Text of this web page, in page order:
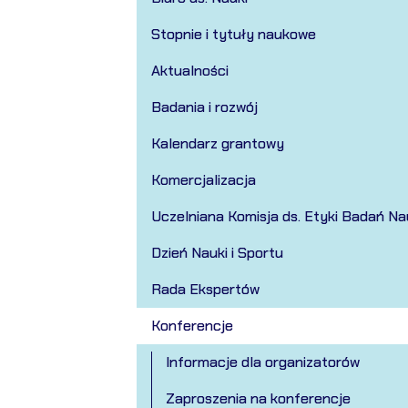
Stopnie i tytuły naukowe
Aktualności
Badania i rozwój
Kalendarz grantowy
Komercjalizacja
Uczelniana Komisja ds. Etyki Badań
Dzień Nauki i Sportu
Rada Ekspertów
Konferencje
Informacje dla organizatorów
Zaproszenia na konferencje